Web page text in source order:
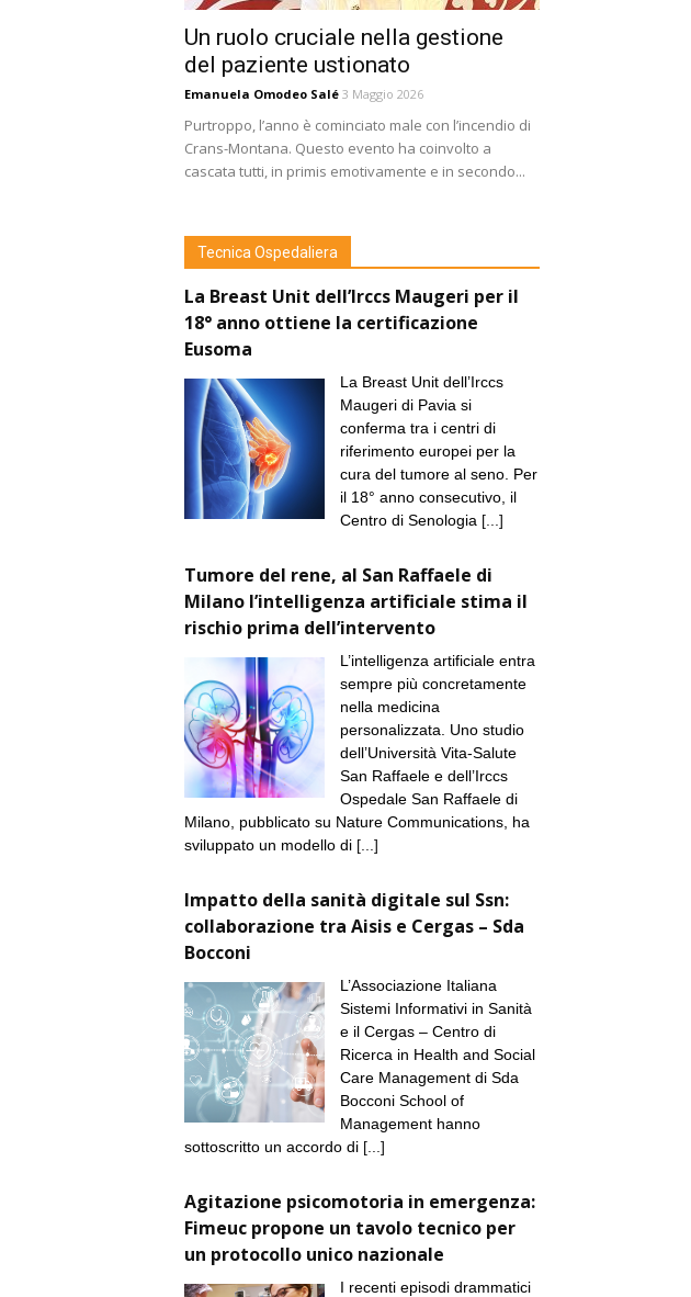
Un ruolo cruciale nella gestione
del paziente ustionato
Emanuela Omodeo Salé 3 Maggio 2026
Purtroppo, l’anno è cominciato male con l’incendio di
Crans-Montana. Questo evento ha coinvolto a
cascata tutti, in primis emotivamente e in secondo...
Tecnica Ospedaliera
La Breast Unit dell’Irccs Maugeri per il
18° anno ottiene la certificazione
Eusoma
La Breast Unit dell’Irccs
Maugeri di Pavia si
conferma tra i centri di
riferimento europei per la
cura del tumore al seno. Per
il 18° anno consecutivo, il
Centro di Senologia [...]
Tumore del rene, al San Raffaele di
Milano l’intelligenza artificiale stima il
rischio prima dell’intervento
L’intelligenza artificiale entra
sempre più concretamente
nella medicina
personalizzata. Uno studio
dell’Università Vita-Salute
San Raffaele e dell’Irccs
Ospedale San Raffaele di
Milano, pubblicato su Nature Communications, ha
sviluppato un modello di [...]
Impatto della sanità digitale sul Ssn:
collaborazione tra Aisis e Cergas – Sda
Bocconi
L’Associazione Italiana
Sistemi Informativi in Sanità
e il Cergas – Centro di
Ricerca in Health and Social
Care Management di Sda
Bocconi School of
Management hanno
sottoscritto un accordo di [...]
Agitazione psicomotoria in emergenza:
Fimeuc propone un tavolo tecnico per
un protocollo unico nazionale
I recenti episodi drammatici